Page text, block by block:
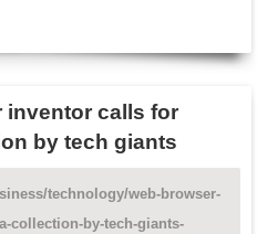
inventor calls for
by tech giants
technology/web-browser-
collection-by-tech-giants-